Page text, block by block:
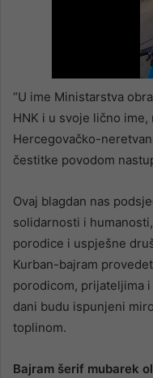
“U ime Ministarstva
HNK i u svoje lično
Hercegovačko-
čestitke povodom
Ovaj blagdan nas
solidarnosti i
porodice i uspješne
Kurban-bajram
porodicom, prijateljima
dani budu ispunjeni
toplinom.
Bajram šerif mubarek